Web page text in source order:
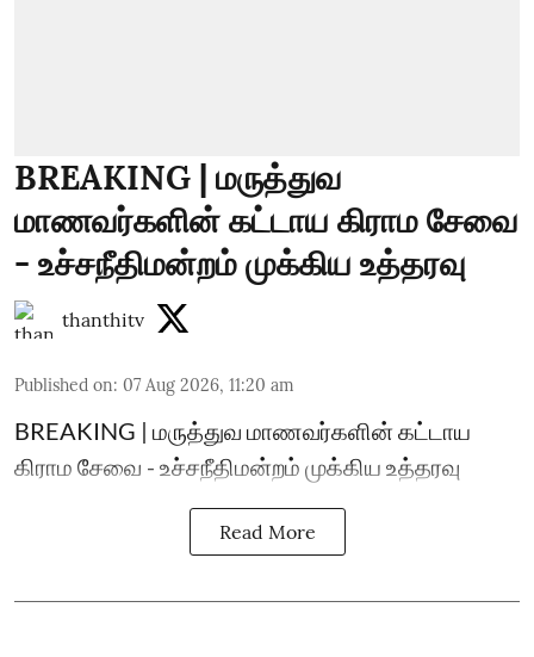
BREAKING | மருத்துவ
மாணவர்களின் கட்டாய கிராம சேவை
- உச்சநீதிமன்றம் முக்கிய உத்தரவு
thanthitv
Published on: 07 Aug 2026, 11:20 am
BREAKING | மருத்துவ மாணவர்களின் கட்டாய
கிராம சேவை - உச்சநீதிமன்றம் முக்கிய உத்தரவு
Read More